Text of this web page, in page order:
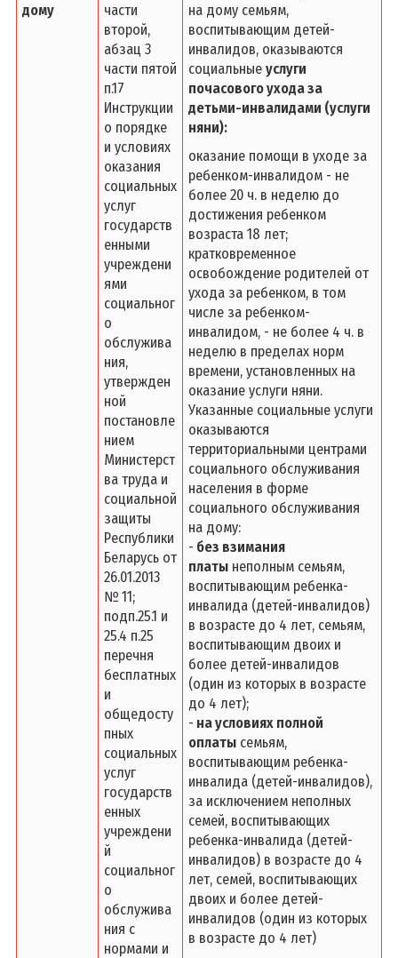
дому
части
второй,
абзац 3
части пятой
п.17
Инструкции
о порядке
и условиях
оказания
социальных
услуг
государств
енными
учреждени
ями
социальног
о
обслужива
ния,
утвержден
ной
постановле
нием
Министерст
ва труда и
социальной
защиты
Республики
Беларусь от
26.01.2013
№ 11;
подп.25.1 и
25.4 п.25
перечня
бесплатных
и
общедосту
пных
социальных
услуг
государств
енных
учреждени
й
социальног
о
обслужива
ния с
нормами и
на дому семьям,
воспитывающим детей-
инвалидов, оказываются
социальные услуги
почасового ухода за
детьми-инвалидами (услуги
няни):
оказание помощи в уходе за
ребенком-инвалидом - не
более 20 ч. в неделю до
достижения ребенком
возраста 18 лет;
кратковременное
освобождение родителей от
ухода за ребенком, в том
числе за ребенком-
инвалидом, - не более 4 ч. в
неделю в пределах норм
времени, установленных на
оказание услуги няни.
Указанные социальные услуги
оказываются
территориальными центрами
социального обслуживания
населения в форме
социального обслуживания
на дому:
- без взимания
платы неполным семьям,
воспитывающим ребенка-
инвалида (детей-инвалидов)
в возрасте до 4 лет, семьям,
воспитывающим двоих и
более детей-инвалидов
(один из которых в возрасте
до 4 лет);
- на условиях полной
оплаты семьям,
воспитывающим ребенка-
инвалида (детей-инвалидов),
за исключением неполных
семей, воспитывающих
ребенка-инвалида (детей-
инвалидов) в возрасте до 4
лет, семей, воспитывающих
двоих и более детей-
инвалидов (один из которых
в возрасте до 4 лет)